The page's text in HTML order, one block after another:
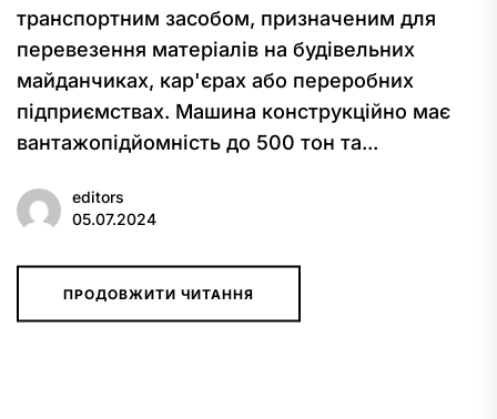
транспортним засобом, призначеним для
перевезення матеріалів на будівельних
майданчиках, кар'єрах або переробних
підприємствах. Машина конструкційно має
вантажопідйомність до 500 тон та...
editors
05.07.2024
ПРОДОВЖИТИ ЧИТАННЯ